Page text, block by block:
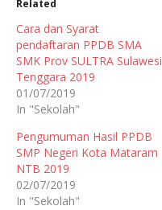
Related
Cara dan Syarat
pendaftaran PPDB SMA
SMK Prov SULTRA Sulawesi
Tenggara 2019
01/07/2019
In "Sekolah"
Pengumuman Hasil PPDB
SMP Negeri Kota Mataram
NTB 2019
02/07/2019
In "Sekolah"